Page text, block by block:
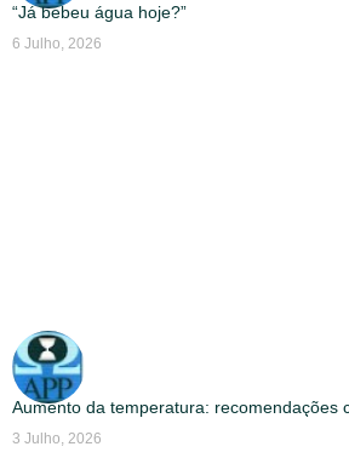
“Já bebeu água hoje?”
6 Julho, 2026
Aumento da temperatura: recomendações
3 Julho, 2026